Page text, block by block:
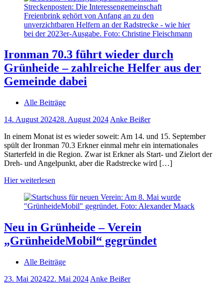
Ironman 70.3 führt wieder durch
Grünheide – zahlreiche Helfer aus der
Gemeinde dabei
Alle Beiträge
14. August 202428. August 2024 Anke Beißer
In einem Monat ist es wieder soweit: Am 14. und 15. September
spült der Ironman 70.3 Erkner einmal mehr ein internationales
Starterfeld in die Region. Zwar ist Erkner als Start- und Zielort der
Dreh- und Angelpunkt, aber die Radstrecke wird […]
Hier weiterlesen
Neu in Grünheide – Verein
„GrünheideMobil“ gegründet
Alle Beiträge
23. Mai 202422. Mai 2024 Anke Beißer